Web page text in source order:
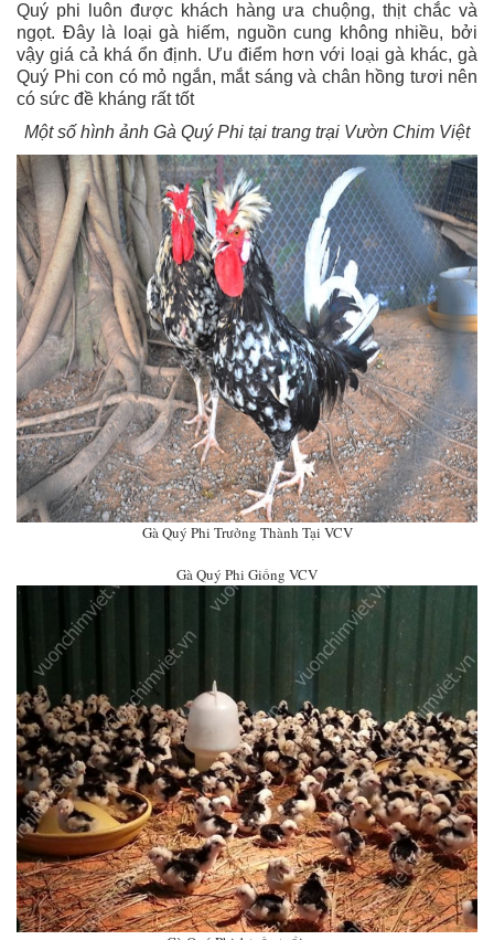
Quý phi luôn được khách hàng ưa chuộng, thịt chắc và
ngọt. Đây là loại gà hiếm, nguồn cung không nhiều, bởi
vậy giá cả khá ổn định. Ưu điểm hơn với loại gà khác, gà
Quý Phi con có mỏ ngắn, mắt sáng và chân hồng tươi nên
có sức đề kháng rất tốt
Một số hình ảnh Gà Quý Phi tại trang trại Vườn Chim Việt
Gà Quý Phi Trưởng Thành Tại VCV
Gà Quý Phi Giống VCV